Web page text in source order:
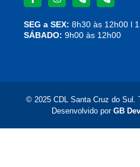
SEG a SEX: 8h30 às 12h00 l
SÁBADO: 9h00 às 12h00
© 2025 CDL Santa Cruz do Sul.
Desenvolvido por GB